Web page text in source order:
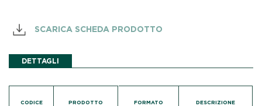
SCARICA SCHEDA PRODOTTO
DETTAGLI
CODICE PRODOTTO FORMATO DESCRIZIONE